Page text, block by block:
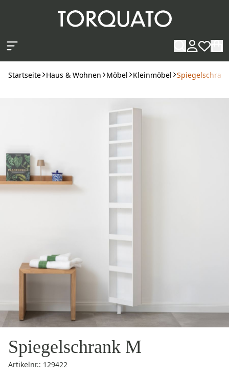
Startseite Haus & Wohnen Möbel Kleinmöbel
Spiegelschrank M
Artikelnr.: 129422